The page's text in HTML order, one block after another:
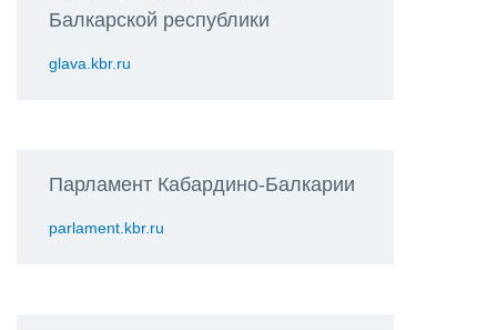
Балкарской республики
glava.kbr.ru
Парламент Кабардино-Балкарии
parlament.kbr.ru